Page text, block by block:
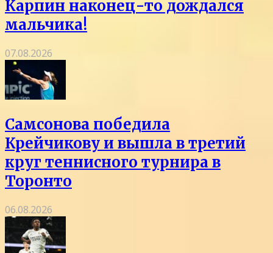
Карпин наконец-то дождался
мальчика!
07.08.2026
Самсонова победила
Крейчикову и вышла в третий
круг теннисного турнира в
Торонто
06.08.2026